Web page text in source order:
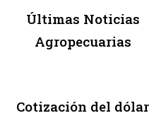
Últimas Noticias
Agropecuarias
Cotización del dólar